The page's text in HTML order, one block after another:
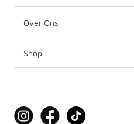
Over Ons
Shop